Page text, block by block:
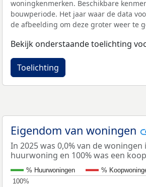
woningkenmerken. Beschikbare
bouwperiode. Het jaar waar de data
de afbeelding om deze groter weer te
Bekijk onderstaande toelichting
Toelichting
Eigendom van woningen
In 2025 was 0,0% van de
huurwoning en 100% was een
% Huurwoningen
%
100%
100%